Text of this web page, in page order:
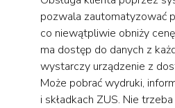
pozwala zautomatyzować
co niewątpliwie obniży
ma dostęp do danych z
wystarczy urządzenie z
Może pobrać wydruki,
i składkach ZUS. Nie